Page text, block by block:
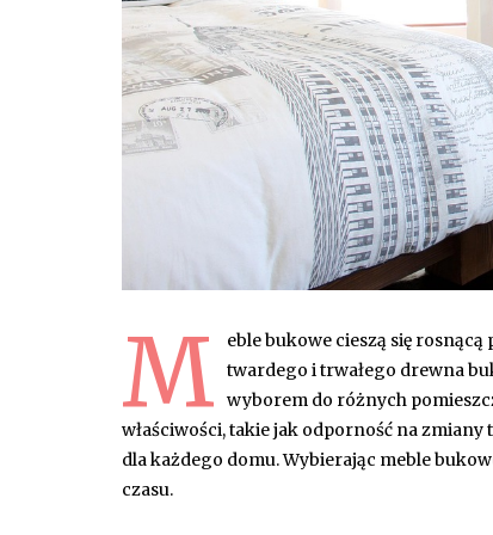
M
eble bukowe cieszą się
twardego i trwałego drewna
wyborem do różnych
właściwości, takie jak odporność na
dla każdego domu. Wybierając meble
czasu.